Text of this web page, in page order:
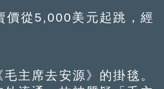
從5,000美元起跳，經
主席去安源》的掛毯。